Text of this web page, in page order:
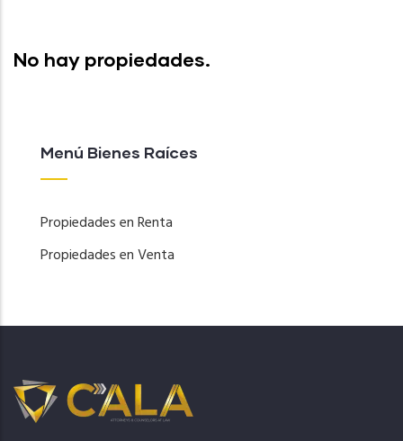
No hay propiedades.
Menú Bienes Raíces
Propiedades en Renta
Propiedades en Venta